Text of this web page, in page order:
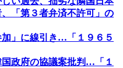
「第３者弁済不許可」の
加」に線引き…「１９６５
政府の協議案批判…「１